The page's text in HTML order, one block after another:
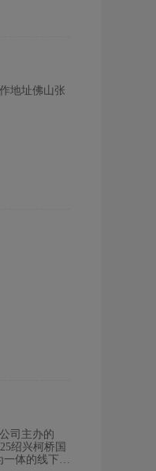
地址佛山张
司主办的
绍兴柯桥国
体的线下展